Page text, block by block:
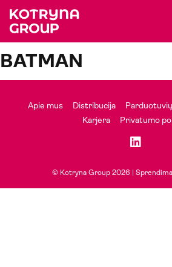
BATMAN
Apie mus Distribucija
Karjera
Privatumo
© Kotryna Group 2026 |